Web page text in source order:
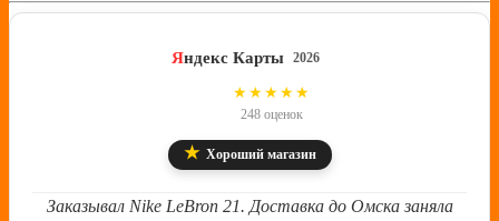
Яндекс Карты 2026
★★★★★
248 оценок
★ Хороший магазин
Заказывал Nike LeBron 21. Доставка до Омска заняла